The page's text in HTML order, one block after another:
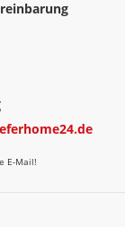
E-Mail!